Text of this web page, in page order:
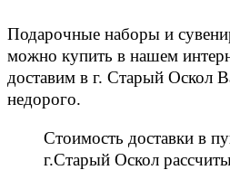
Подарочные наборы и
можно купить в нашем
доставим в г. Старый Оскол
недорого.
Стоимость доставки в
г.Старый Оскол